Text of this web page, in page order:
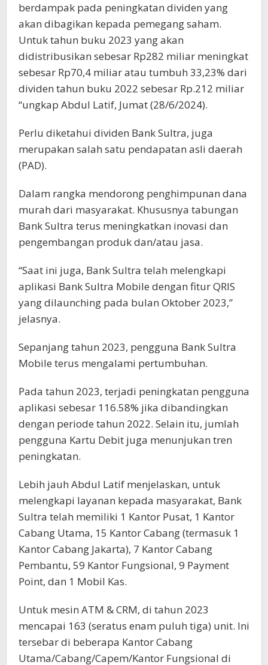
berdampak pada peningkatan dividen yang
akan dibagikan kepada pemegang saham.
Untuk tahun buku 2023 yang akan
didistribusikan sebesar Rp282 miliar meningkat
sebesar Rp70,4 miliar atau tumbuh 33,23% dari
dividen tahun buku 2022 sebesar Rp.212 miliar
“ungkap Abdul Latif, Jumat (28/6/2024).
Perlu diketahui dividen Bank Sultra, juga
merupakan salah satu pendapatan asli daerah
(PAD).
Dalam rangka mendorong penghimpunan dana
murah dari masyarakat. Khususnya tabungan
Bank Sultra terus meningkatkan inovasi dan
pengembangan produk dan/atau jasa.
“Saat ini juga, Bank Sultra telah melengkapi
aplikasi Bank Sultra Mobile dengan fitur QRIS
yang dilaunching pada bulan Oktober 2023,”
jelasnya.
Sepanjang tahun 2023, pengguna Bank Sultra
Mobile terus mengalami pertumbuhan.
Pada tahun 2023, terjadi peningkatan pengguna
aplikasi sebesar 116.58% jika dibandingkan
dengan periode tahun 2022. Selain itu, jumlah
pengguna Kartu Debit juga menunjukan tren
peningkatan.
Lebih jauh Abdul Latif menjelaskan, untuk
melengkapi layanan kepada masyarakat, Bank
Sultra telah memiliki 1 Kantor Pusat, 1 Kantor
Cabang Utama, 15 Kantor Cabang (termasuk 1
Kantor Cabang Jakarta), 7 Kantor Cabang
Pembantu, 59 Kantor Fungsional, 9 Payment
Point, dan 1 Mobil Kas.
Untuk mesin ATM & CRM, di tahun 2023
mencapai 163 (seratus enam puluh tiga) unit. Ini
tersebar di beberapa Kantor Cabang
Utama/Cabang/Capem/Kantor Fungsional di